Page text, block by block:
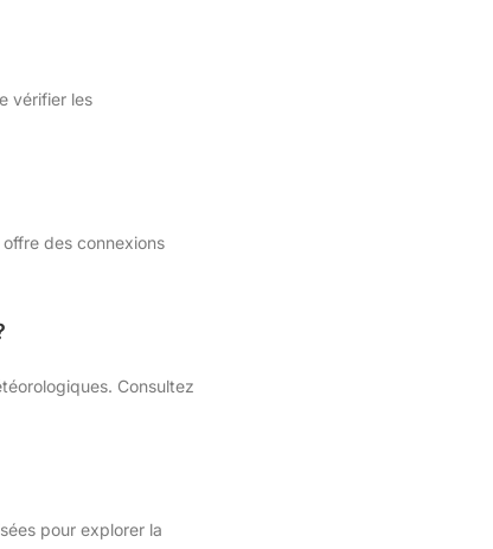
vérifier les
des connexions
Consultez
pour explorer la